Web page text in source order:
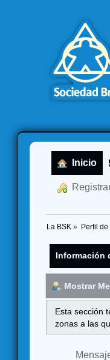
Inicio
La BSK » Perfil
Información
Mostrar
Esta sección
zonas a las